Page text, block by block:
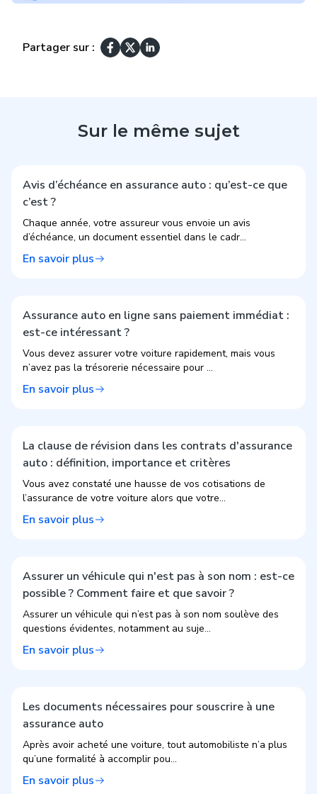
Partager sur :
Sur le même sujet
Avis d’échéance en assurance auto : qu’est-ce que
c’est ?
Chaque année, votre assureur vous envoie un avis
d’échéance, un document essentiel dans le cadr...
En savoir plus
Assurance auto en ligne sans paiement immédiat :
est-ce intéressant ?
Vous devez assurer votre voiture rapidement, mais vous
n’avez pas la trésorerie nécessaire pour ...
En savoir plus
La clause de révision dans les contrats d'assurance
auto : définition, importance et critères
Vous avez constaté une hausse de vos cotisations de
l’assurance de votre voiture alors que votre...
En savoir plus
Assurer un véhicule qui n'est pas à son nom : est-ce
possible ? Comment faire et que savoir ?
Assurer un véhicule qui n’est pas à son nom soulève des
questions évidentes, notamment au suje...
En savoir plus
Les documents nécessaires pour souscrire à une
assurance auto
Après avoir acheté une voiture, tout automobiliste n’a plus
qu’une formalité à accomplir pou...
En savoir plus